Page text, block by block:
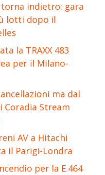
indietro: gara
lotti dopo il
la TRAXX 483
per il Milano-
ma dal
Coradia Stream
AV a Hitachi
il Parigi-Londra
per la E.464